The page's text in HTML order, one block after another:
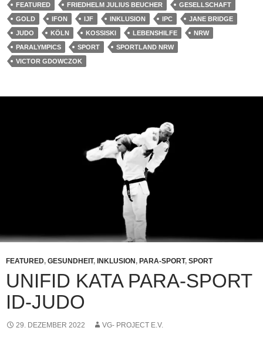
FEATURED
FRIEDHELM JULIUS BEUCHER
GESELLSCHAFT
GOLD
IFON IJF INKLUSION IPC
JANE BRIDGE
JUDO
KÖLN KOSSISKI LEBENSHILFE
NRW
PARALYMPICS
SPORT
SPORTLAND NRW
VICTOR GDOWCZOK
FEATURED, GESUNDHEIT, INKLUSION , PARA-SPORT, SPORT
UNIFID KATA PARA-SPORT
ID-JUDO
29. DEZEMBER 2022 VG- PROJECT E.V.